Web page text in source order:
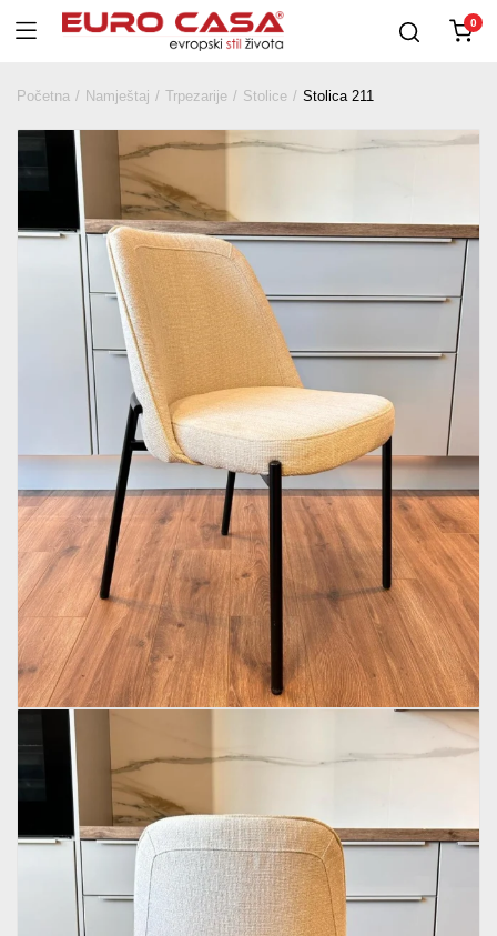
0
Početna Namještaj Trpezarije Stolice Stolica 211